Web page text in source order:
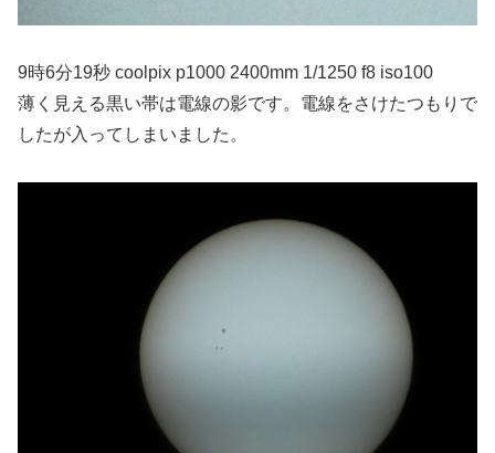
9時6分19秒 coolpix p1000 2400mm 1/1250 f8 iso100
薄く見える黒い帯は電線の影です。電線をさけたつもりで
したが入ってしまいました。